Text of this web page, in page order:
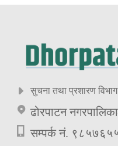
सुचना तथा प्रशारण
ढोरपाटन
सम्पर्क नं.